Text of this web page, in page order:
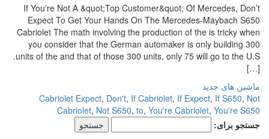
If You’re Not A &quot;Top Customer&quot; Of Mercedes, Don’t
Expect To Get Your Hands On The Mercedes-Maybach S650
Cabriolet The math involving the production of the is tricky when
you consider that the German automaker is only building 300
units of the and that of those 300 units, only 75 will go to the U.S.
[…]
ماشین های جدید
Cabriolet Expect,Don't,If Cabriolet,If Expect,If S650,Not
Cabriolet,Not S650, to,You're Cabriolet,You're S650
جستجو برای: